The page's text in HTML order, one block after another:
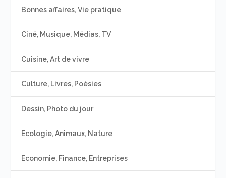
Bonnes affaires, Vie pratique
Ciné, Musique, Médias, TV
Cuisine, Art de vivre
Culture, Livres, Poésies
Dessin, Photo du jour
Ecologie, Animaux, Nature
Economie, Finance, Entreprises